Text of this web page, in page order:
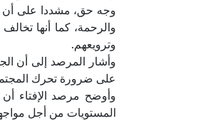
وجه حق، مشددا على أن
والرحمة، كما أنها
وترويعهم.
وأشار المرصد إلى أن
على ضرورة تحرك
وأوضح مرصد الإفتاء
المستويات من أجل